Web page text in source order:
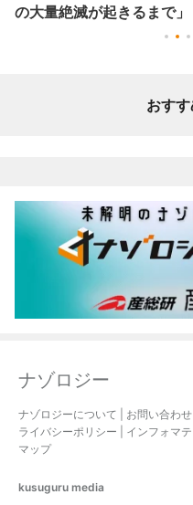
の大量絶滅が起きるまで」
おす
ナゾロジー
ナゾロジーについて お問い合わせ
ライバシーポリシー
インフォマ
マップ
kusuguru media